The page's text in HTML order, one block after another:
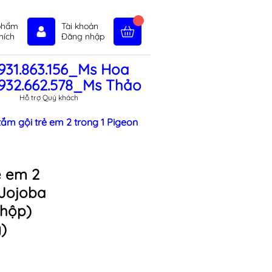
Tài khoản
Đăng nhập
tức Liên hệ Chính sách
Hoa
Thảo
Hỗ trợ Quý khách
gội trẻ em 2 trong 1 Pigeon
em 2